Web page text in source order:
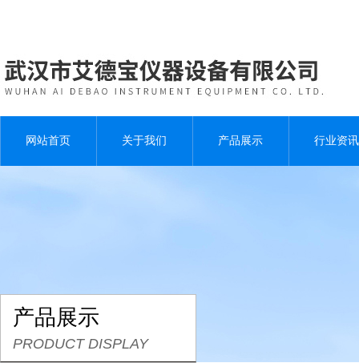
网站首页 关于我们 产品展示 行业资讯
产品展示
PRODUCT DISPLAY